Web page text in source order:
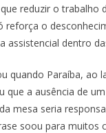
reduzir o trabalho
reforça o
assistencial dentro
quando Paraíba, ao
que a ausência de
mesa seria
soou para muitos